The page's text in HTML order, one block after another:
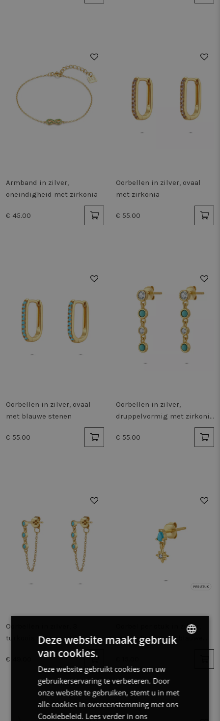
Armband in zilver,
oneindigheid met zirkonia
€ 45.00
Oorbellen in zilver, ovaal
met zirkonia
€ 55.00
Oorbellen in zilver, ovaal
met blauwe stenen
€ 55.00
Oorbellen in zilver,
druppelvormig met zirkonia
€ 55.00
Oorbellen in zilver, 3
turkoois stenen
€ 49.00
Oorbel per stuk in zilver,
druppelvorm met blauwe
Deze website maakt gebruik
van cookies.
Deze website gebruikt cookies om uw
gebruikerservaring te verbeteren. Door
onze website te gebruiken, stemt u in met
alle cookies in overeenstemming met ons
Cookiebeleid. Lees verder in ons